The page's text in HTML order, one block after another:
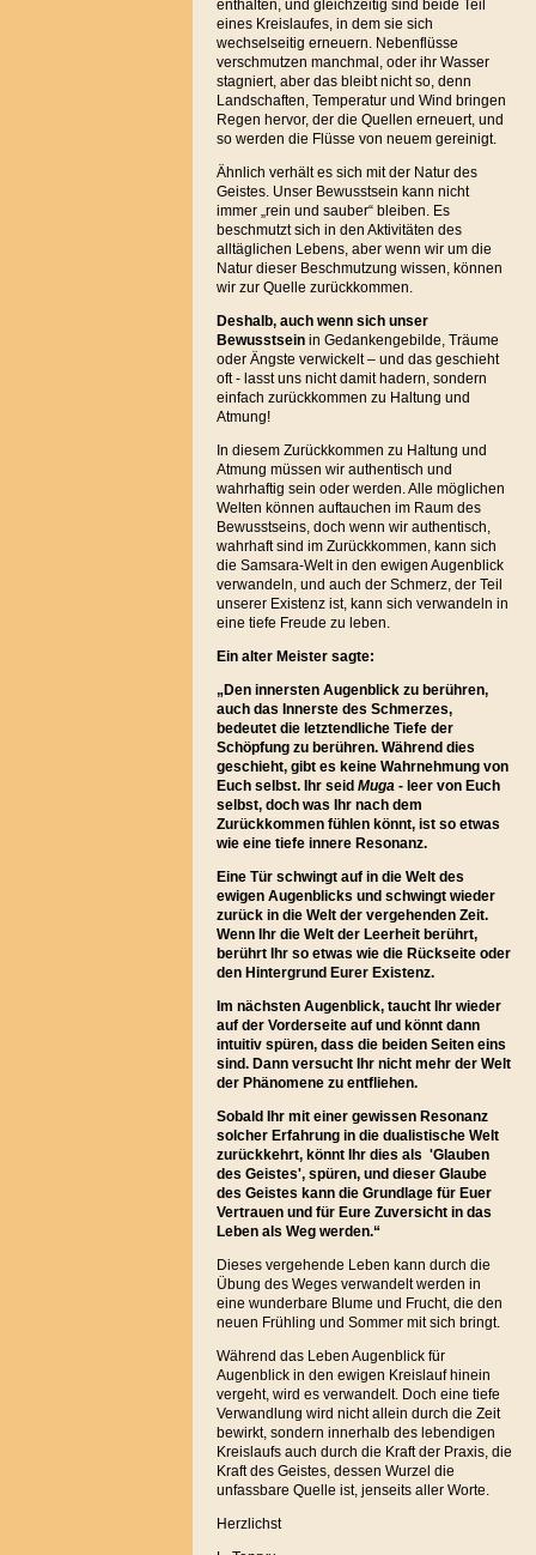
enthalten, und gleichzeitig sind beide Teil
eines Kreislaufes, in dem sie sich
wechselseitig erneuern. Nebenflüsse
verschmutzen manchmal, oder ihr Wasser
stagniert, aber das bleibt nicht so, denn
Landschaften, Temperatur und Wind bringen
Regen hervor, der die Quellen erneuert, und
so werden die Flüsse von neuem gereinigt.
Ähnlich verhält es sich mit der Natur des
Geistes. Unser Bewusstsein kann nicht
immer „rein und sauber“ bleiben. Es
beschmutzt sich in den Aktivitäten des
alltäglichen Lebens, aber wenn wir um die
Natur dieser Beschmutzung wissen, können
wir zur Quelle zurückkommen.
Deshalb, auch wenn sich unser
Bewusstseinin Gedankengebilde, Träume
oder Ängste verwickelt – und das geschieht
oft - lasst uns nicht damit hadern, sondern
einfach zurückkommen zu Haltung und
Atmung!
In diesem Zurückkommen zu Haltung und
Atmung müssen wir authentisch und
wahrhaftig sein oder werden. Alle möglichen
Welten können auftauchen im Raum des
Bewusstseins, doch wenn wir authentisch,
wahrhaft sind im Zurückkommen, kann sich
die Samsara-Welt in den ewigen Augenblick
verwandeln, und auch der Schmerz, der Teil
unserer Existenz ist, kann sich verwandeln in
eine tiefe Freude zu leben.
Ein alter Meister sagte:
„Den innersten Augenblick zu berühren,
auch das Innerste des Schmerzes,
bedeutet die letztendliche Tiefe der
Schöpfung zu berühren. Während dies
geschieht, gibt es keine Wahrnehmung von
Euch selbst. Ihr seid Muga- leer von Euch
selbst, doch was Ihr nach dem
Zurückkommen fühlen könnt, ist so etwas
wie eine tiefe innere Resonanz.
Eine Tür schwingt auf in die Welt des
ewigen Augenblicks und schwingt wieder
zurück in die Welt der vergehenden Zeit.
Wenn Ihr die Welt der Leerheit berührt,
berührt Ihr so etwas wie die Rückseite oder
den Hintergrund Eurer Existenz.
Im nächsten Augenblick, taucht Ihr wieder
auf der Vorderseite auf und könnt dann
intuitiv spüren, dass die beiden Seiten eins
sind. Dann versucht Ihr nicht mehr der Welt
der Phänomene zu entfliehen.
Sobald Ihr mit einer gewissen Resonanz
solcher Erfahrung in die dualistische Welt
zurückkehrt, könnt Ihr dies als 'Glauben
des Geistes', spüren, und dieser Glaube
des Geistes kann die Grundlage für Euer
Vertrauen und für Eure Zuversicht in das
Leben als Weg werden.“
Dieses vergehende Leben kann durch die
Übung des Weges verwandelt werden in
eine wunderbare Blume und Frucht, die den
neuen Frühling und Sommer mit sich bringt.
Während das Leben Augenblick für
Augenblick in den ewigen Kreislauf hinein
vergeht, wird es verwandelt. Doch eine tiefe
Verwandlung wird nicht allein durch die Zeit
bewirkt, sondern innerhalb des lebendigen
Kreislaufs auch durch die Kraft der Praxis, die
Kraft des Geistes, dessen Wurzel die
unfassbare Quelle ist, jenseits aller Worte.
Herzlichst